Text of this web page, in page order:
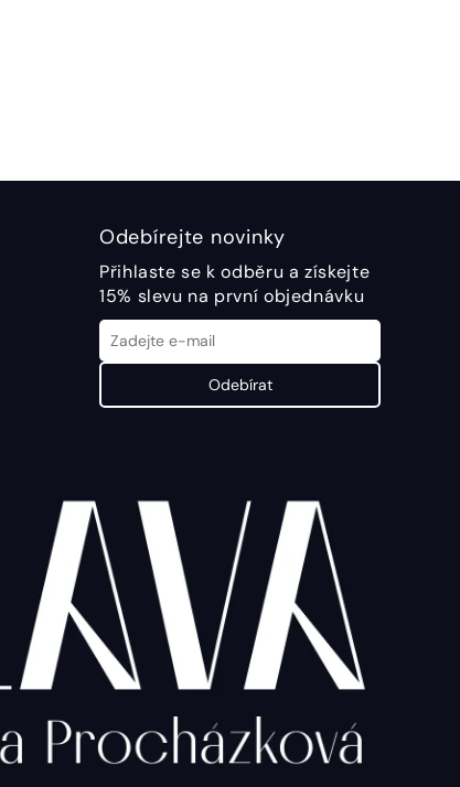
Odebírejte novinky
Přihlaste se k odběru a získejte
15% slevu na první objednávku
Odebírat